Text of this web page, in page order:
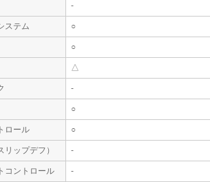
-
ステム ○
○
△
-
○
ロール ○
ップデフ） -
コントロール -